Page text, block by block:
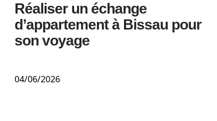
Réaliser un échange
d’appartement à Bissau pour
son voyage
04/06/2026